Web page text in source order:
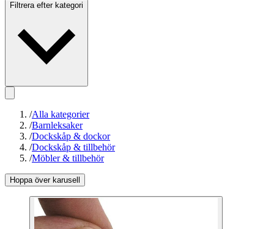
Filtrera efter kategori
/Alla kategorier
/Barnleksaker
/Dockskåp & dockor
/Dockskåp & tillbehör
/Möbler & tillbehör
Hoppa över karusell